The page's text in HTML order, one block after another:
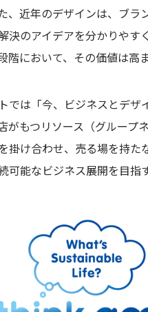
、近年のデザインは、ブラ
決のアイデアを分かりやす
階において、その価値は高
では「今、ビジネスとデザ
がもつリソース（グループ
掛け合わせ、売る場を持た
能なビジネス展開を目指す